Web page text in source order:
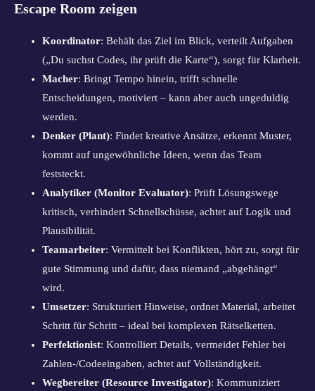
Escape Room zeigen
Koordinator: Behält das Ziel im Blick, verteilt Aufgaben
(„Du suchst Codes, ihr prüft die Karte“), sorgt für Klarheit.
Macher: Bringt Tempo hinein, trifft schnelle
Entscheidungen, motiviert – kann aber auch ungeduldig
werden.
Denker (Plant): Findet kreative Ansätze, erkennt Muster,
kommt auf ungewöhnliche Ideen, wenn das Team
feststeckt.
Analytiker (Monitor Evaluator): Prüft Lösungswege
kritisch, verhindert Schnellschüsse, achtet auf Logik und
Plausibilität.
Teamarbeiter: Vermittelt bei Konflikten, hört zu, sorgt für
gute Stimmung und dafür, dass niemand „abgehängt“
wird.
Umsetzer: Strukturiert Hinweise, ordnet Material, arbeitet
Schritt für Schritt – ideal bei komplexen Rätselketten.
Perfektionist: Kontrolliert Details, vermeidet Fehler bei
Zahlen-/Codeeingaben, achtet auf Vollständigkeit.
Wegbereiter (Resource Investigator): Kommuniziert